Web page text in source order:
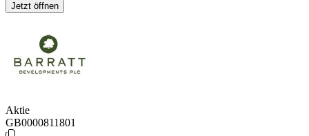
Jetzt öffnen
Aktie
GB0000811801